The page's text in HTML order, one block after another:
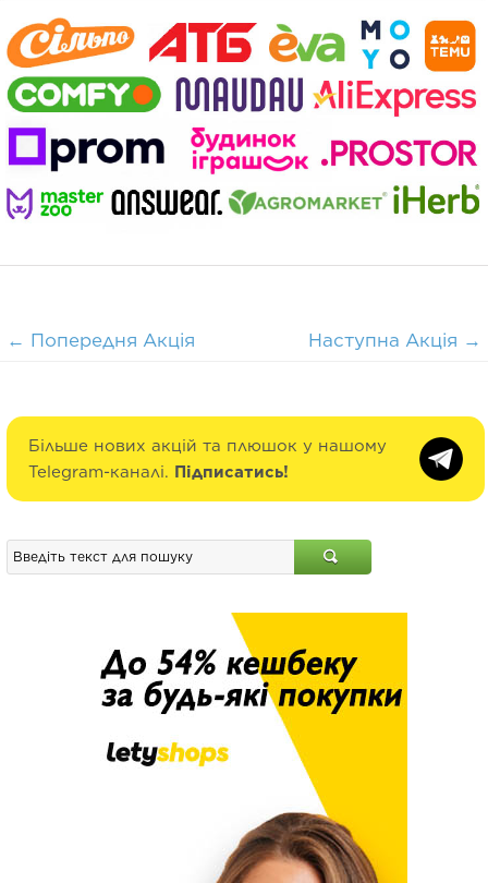
← Попередня Акція Наступна Акція →
Більше нових акцій та плюшок у нашому
Telegram-каналі. Підписатись!